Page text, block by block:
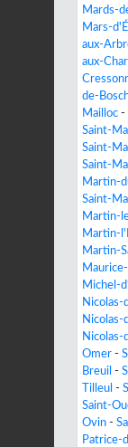
Mards-
Mars-
aux-
aux-
de-
Mailloc -
Saint-
Saint-
Saint-
Martin-
Saint-
Martin-
Martin-
Martin-
Michel-
Nicolas-
Nicolas-
Nicolas-
Omer -
Breuil -
Tilleul -
Saint-
Ovin -
Patrice-